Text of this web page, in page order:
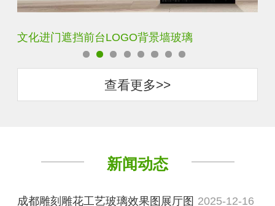
文化进门遮挡前台LOGO背景墙玻璃
查看更多>>
新闻动态
成都雕刻雕花工艺玻璃效果图展厅图 2025-12-16